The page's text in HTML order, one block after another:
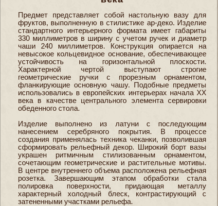
Предмет представляет собой настольную вазу для
фруктов, выполненную в стилистике ар-деко. Изделие
стандартного интерьерного формата имеет габариты
330 миллиметров в ширину с учетом ручек и диаметр
чаши 240 миллиметров. Конструкция опирается на
невысокое кольцевидное основание, обеспечивающее
устойчивость на горизонтальной плоскости.
Характерной чертой выступают строгие
геометрические ручки с прорезным орнаментом,
фланкирующие основную чашу. Подобные предметы
использовались в европейских интерьерах начала XX
века в качестве центрального элемента сервировки
обеденного стола.
Изделие выполнено из латуни с последующим
нанесением серебряного покрытия. В процессе
создания применялась техника чеканки, позволившая
сформировать рельефный декор. Широкий борт вазы
украшен ритмичным стилизованным орнаментом,
сочетающим геометрические и растительные мотивы.
В центре внутреннего объема расположена рельефная
розетка. Завершающим этапом обработки стала
полировка поверхности, придающая металлу
характерный холодный блеск, контрастирующий с
затененными участками рельефа.